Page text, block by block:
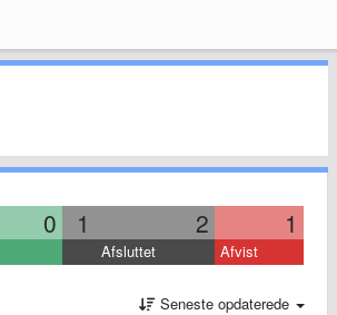
0 1 2 1
Afsluttet Afvist
Seneste opdaterede